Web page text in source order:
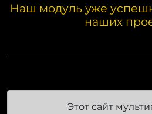
Наш модуль уже
наших
Этот сайт